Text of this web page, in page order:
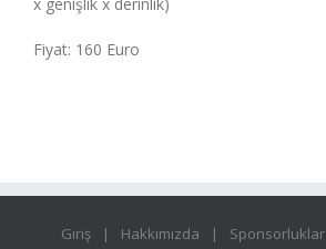
x genişlik x derinlik)
Fiyat: 160 Euro
Giriş Hakkımızda Sponsorluklar